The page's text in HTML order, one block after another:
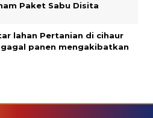
Paket Sabu Disita
lahan Pertanian di cihaur
panen mengakibatkan